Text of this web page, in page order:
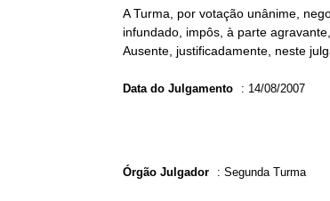
A Turma, por votação unânime,
infundado, impôs, à parte
Ausente, justificadamente, neste
Data do Julgamento : 14/08/2007
Órgão Julgador : Segunda Turma